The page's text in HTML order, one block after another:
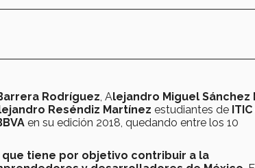
Rodríguez , Alejandro Miguel Sánchez
Reséndiz Martínez estudiantes de ITIC
en su edición 2018, quedando entre los 10
tiene por objetivo contribuir a la